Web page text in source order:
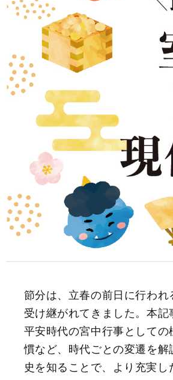
節分は、立春の前日に行わ
受け継がれてきました。本
平安時代の宮中行事として
慣など、時代ごとの変遷を
史を知ることで、より充実し